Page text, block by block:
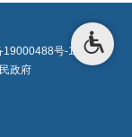
19000488号-1
政府